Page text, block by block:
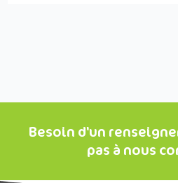
Besoin d'un
pas à nous